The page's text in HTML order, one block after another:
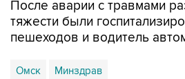
После аварии с травмами
тяжести были
пешеходов и водитель
Омск Минздрав